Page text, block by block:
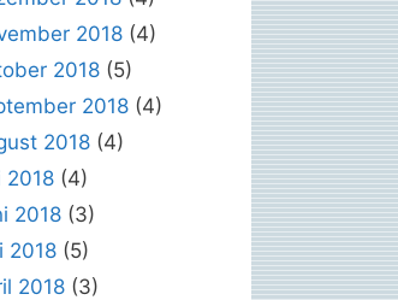
2018 (4)
2018 (5)
2018 (4)
2018 (4)
2018 (4)
2018 (3)
2018 (5)
2018 (3)